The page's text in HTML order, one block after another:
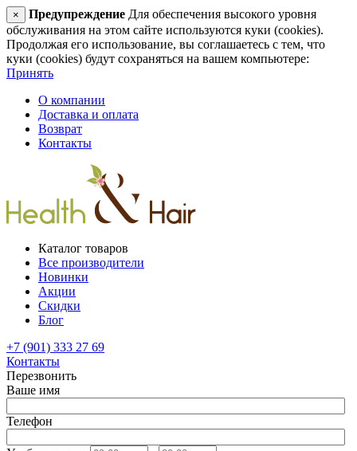
× Предупреждение Для обеспечения высокого уровня
обслуживания на этом сайте используются куки (cookies).
Продолжая его использование, вы соглашаетесь с тем, что
куки (cookies) будут сохраняться на вашем компьютере:
Принять
О компании
Доставка и оплата
Возврат
Контакты
Каталог товаров
Все производители
Новинки
Акции
Скидки
Блог
+7 (901) 333 27 69
Контакты
Перезвонить
Ваше имя
Телефон